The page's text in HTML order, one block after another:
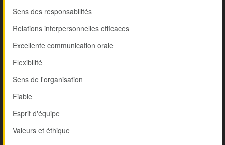
Sens des responsabilités
Relations interpersonnelles efficaces
Excellente communication orale
Flexibilité
Sens de l'organisation
Fiable
Esprit d'équipe
Valeurs et éthique